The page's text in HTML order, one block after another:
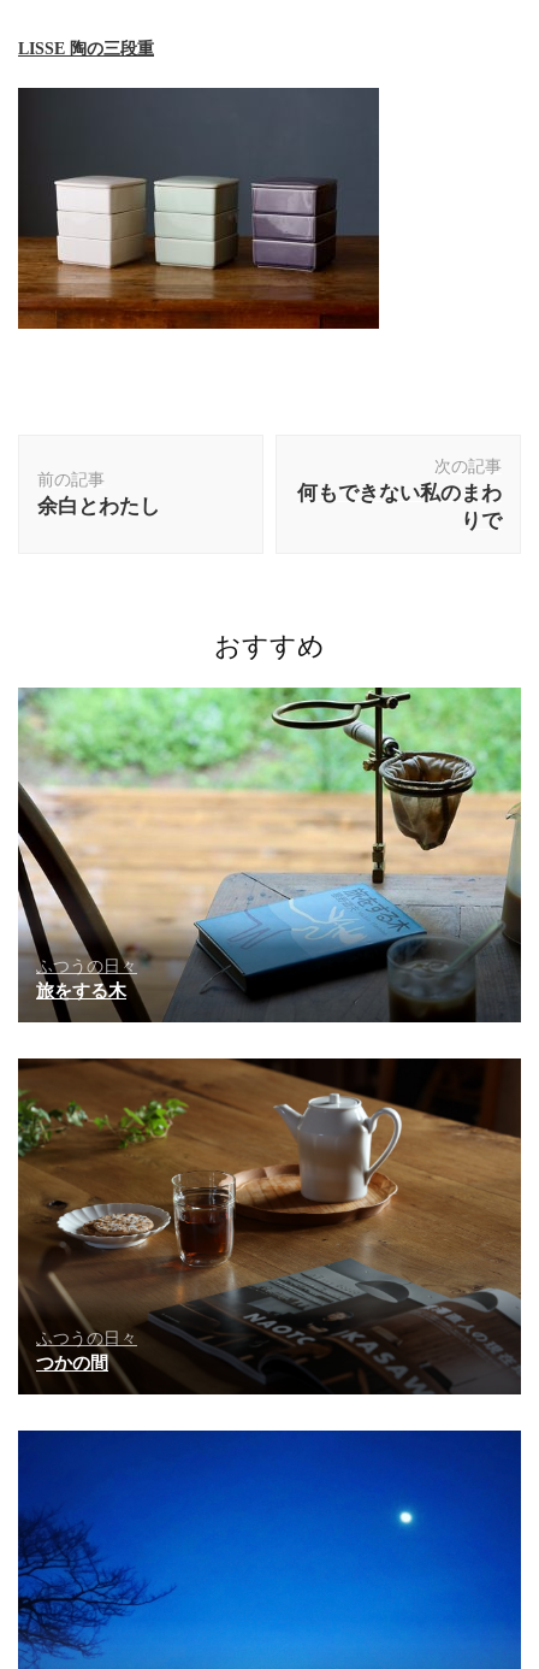
LISSE 陶の三段重
稿
ナ
前の記事
余白とわたし
次の記事
何もできない私のまわ
りで
おすすめ
ふつうの日々
旅をする木
ふつうの日々
つかの間